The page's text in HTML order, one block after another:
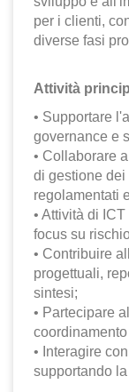
per i clienti,
diverse fasi
Attività
• Supportare
governance e
• Collaborare
di gestione
regolamentati
• Attività di
focus su
• Contribuire
progettuali,
sintesi;
• Partecipare
• Interagire
supportando